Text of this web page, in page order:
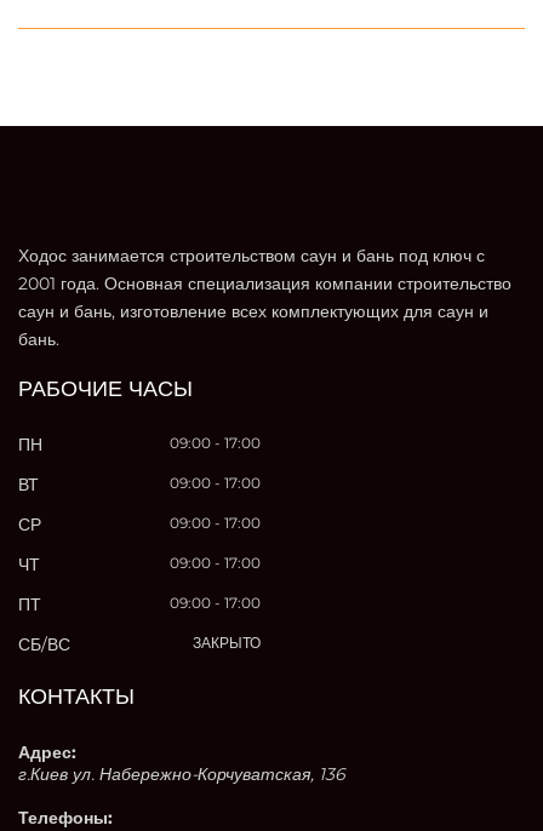
Ходос занимается строительством саун и бань под ключ с
2001 года. Основная специализация компании строительство
саун и бань, изготовление всех комплектующих для саун и
бань.
РАБОЧИЕ ЧАСЫ
ПН 09:00 - 17:00
ВТ 09:00 - 17:00
СР 09:00 - 17:00
ЧТ 09:00 - 17:00
ПТ 09:00 - 17:00
СБ/ВС ЗАКРЫТО
КОНТАКТЫ
Адрес:
г.Киев ул. Набережно-Корчуватская, 136
Телефоны: